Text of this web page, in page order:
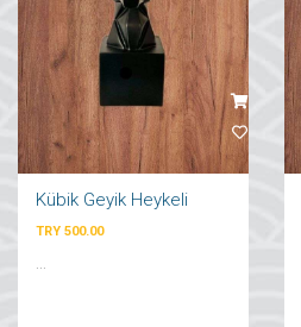
Kübik Geyik Heykeli
TRY 500.00
...